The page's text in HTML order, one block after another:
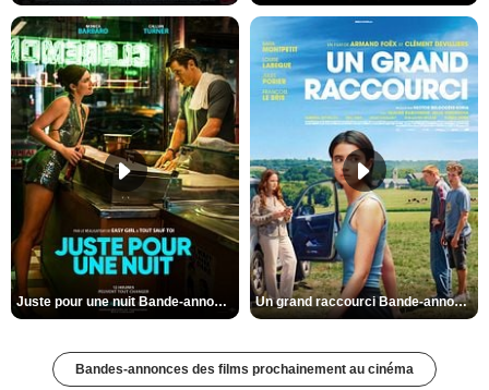
Juste pour une nuit Bande-annonce VO STFR Un grand raccourci Bande-annonce VF
Bandes-annonces des films prochainement au cinéma